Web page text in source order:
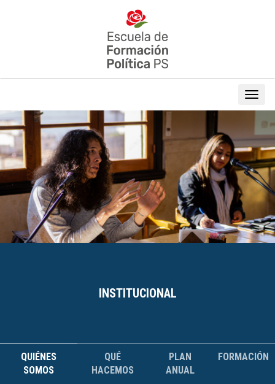
INSTITUCIONAL
QUIÉNES
SOMOS
QUÉ
HACEMOS
PLAN
ANUAL
FORMACIÓN